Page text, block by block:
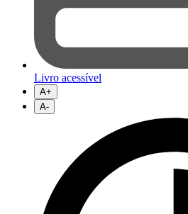
Livro acessível
A+
A-